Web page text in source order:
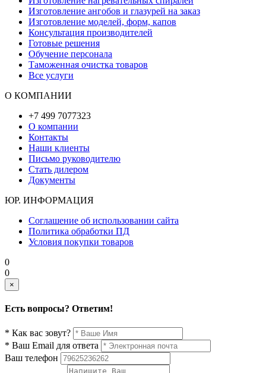
Изготовление ангобов и глазурей на заказ
Изготовление моделей, форм, капов
Консультация производителей
Готовые решения
Обучение персонала
Таможенная очистка товаров
Все услуги
О КОМПАНИИ
+7 499 7077323
О компании
Контакты
Наши клиенты
Письмо руководителю
Стать дилером
Документы
ЮР. ИНФОРМАЦИЯ
Соглашение об использовании сайта
Политика обработки ПД
Условия покупки товаров
0
0
×
Есть вопросы? Ответим!
* Как вас зовут?
* Ваш Email для ответа
Ваш телефон